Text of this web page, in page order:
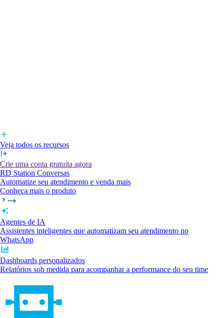
Veja todos os recursos
Crie uma conta gratuita agora
RD Station Conversas
Automatize seu atendimento e venda mais
Conheça mais o produto
Agentes de IA
Assistentes inteligentes que automatizam seu atendimento no
WhatsApp
Dashboards personalizados
Relatórios sob medida para acompanhar a performance do seu time